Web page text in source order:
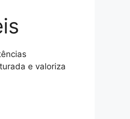
e valoriza